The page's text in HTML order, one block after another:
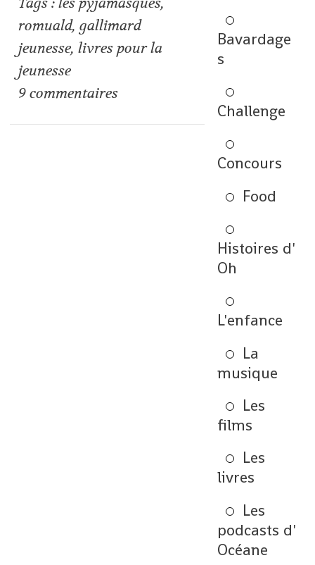
romuald,gallimard
jeunesse,livres pour la
jeunesse
9 commentaires
Bavardage
s
Challenge
Concours
Food
Histoires d'
Oh
L'enfance
La
musique
Les
films
Les
livres
Les
podcasts d'
Océane